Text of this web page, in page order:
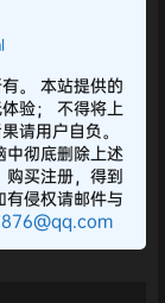
。 本站提供的
验； 不得将上
请用户自负。
中彻底删除上述
购买注册，得到
有侵权请邮件与